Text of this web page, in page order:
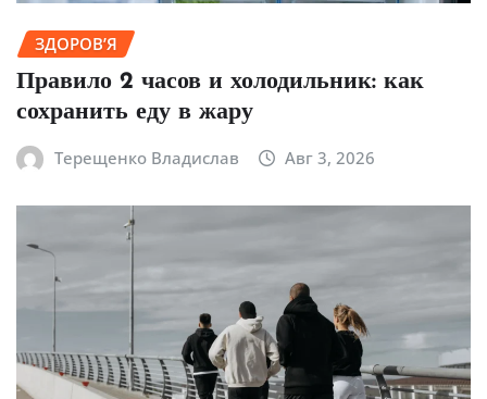
ЗДОРОВ’Я
Правило 2 часов и холодильник: как
сохранить еду в жару
Терещенко Владислав Авг 3, 2026